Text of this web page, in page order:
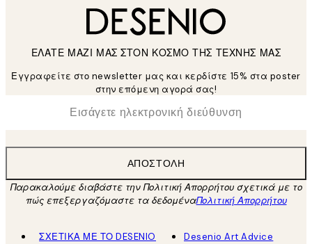
ΕΛΑΤΕ ΜΑΖΙ ΜΑΣ ΣΤΟΝ ΚΟΣΜΟ ΤΗΣ ΤΕΧΝΗΣ ΜΑΣ
Εγγραφείτε στο newsletter μας και κερδίστε 15% στα poster
στην επόμενη αγορά σας!
Ηλεκτρονική Διεύθυνση
ΑΠΟΣΤΟΛΉ
Παρακαλούμε διαβάστε την Πολιτική Απορρήτου σχετικά με το
πώς επεξεργαζόμαστε τα δεδομέναΠολιτική Απορρήτου
ΣΧΕΤΙΚΑ ΜΕ ΤΟ DESENIO
Desenio Art Advice